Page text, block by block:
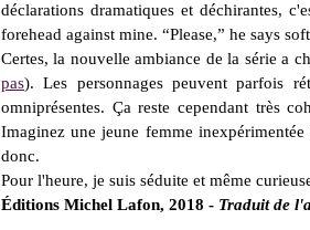
déclarations dramatiques et déchirantes,
forehead against mine. “Please,” he says
Certes, la nouvelle ambiance de la série a
pas). Les personnages peuvent parfois
omniprésentes. Ça reste cependant très
Imaginez une jeune femme
donc.
Pour l'heure, je suis séduite et même
Éditions Michel Lafon, 2018 - Traduit de